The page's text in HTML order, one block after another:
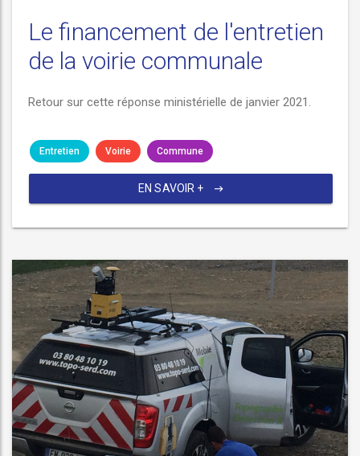
Le financement de l'entretien
de la voirie communale
Retour sur cette réponse ministérielle de janvier 2021.
Entretien Voirie Commune
EN SAVOIR +